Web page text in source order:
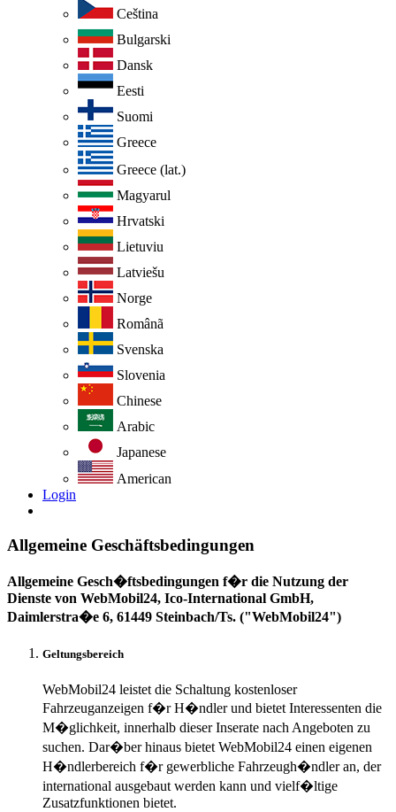
Ceština
Bulgarski
Dansk
Eesti
Suomi
Greece
Greece (lat.)
Magyarul
Hrvatski
Lietuviu
Latviešu
Norge
Românã
Svenska
Slovenia
Chinese
Arabic
Japanese
American
Login
Allgemeine Geschäftsbedingungen
Allgemeine Gesch�ftsbedingungen f�r die Nutzung der
Dienste von WebMobil24, Ico-International GmbH,
Daimlerstra�e 6, 61449 Steinbach/Ts. ("WebMobil24")
Geltungsbereich
WebMobil24 leistet die Schaltung kostenloser
Fahrzeuganzeigen f�r H�ndler und bietet Interessenten die
M�glichkeit, innerhalb dieser Inserate nach Angeboten zu
suchen. Dar�ber hinaus bietet WebMobil24 einen eigenen
H�ndlerbereich f�r gewerbliche Fahrzeugh�ndler an, der
international ausgebaut werden kann und vielf�ltige
Zusatzfunktionen bietet.